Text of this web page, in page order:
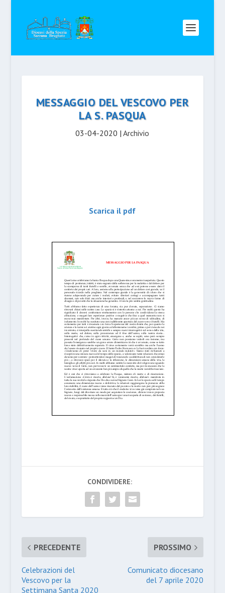
MESSAGGIO DEL VESCOVO PER
LA S. PASQUA
03-04-2020 |Archivio
Scarica il pdf
CONDIVIDERE:
PRECEDENTE
Celebrazioni del
Vescovo per la
Settimana Santa 2020
PROSSIMO
Comunicato diocesano
del 7 aprile 2020